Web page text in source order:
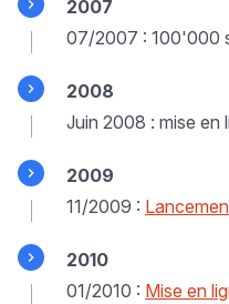
2007
07/2007 : 100'000
2008
Juin 2008 : mise en
2009
11/2009 :
2010
01/2010 : Mise en